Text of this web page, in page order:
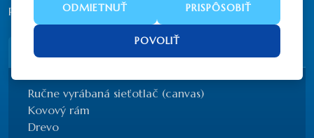
Počet hodnotení: 0/ Napísať recenziu
Popis
Ručne vyrábaná sieťotlač (canvas)
Kovový rám
Drevo
ODMIETNUŤ PRISPÔSOBIŤ
POVOLIŤ